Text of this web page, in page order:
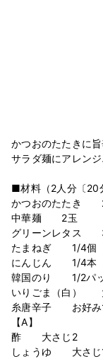
かつおのたたきに
サラダ麺にアレンジ
■材料（2人分〔20
かつおのたたき
中華麺 2玉
グリーンレタス
たまねぎ 1/4個
にんじん 1/4本
韓国のり 1/2パッ
いりごま（白）
糸唐辛子 お好み
【A】
酢 大さじ2
しょうゆ 大さじ